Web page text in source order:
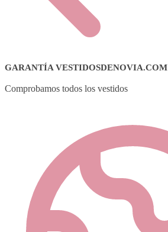
GARANTÍA VESTIDOSDENOVIA.COM
Comprobamos todos los vestidos